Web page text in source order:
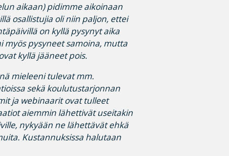
aikaan) pidimme aikoinaan
osallistujia oli niin paljon, ettei
on kyllä pysynyt aika
myös pysyneet samoina, mutta
kyllä jääneet pois.
mieleeni tulevat mm.
sekä koulutustarjonnan
ja webinaarit ovat tulleet
aiemmin lähettivät useitakin
nykyään ne lähettävät ehkä
Kustannuksissa halutaan